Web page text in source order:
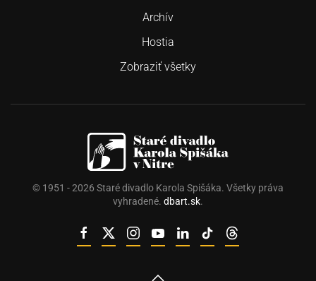
Archív
Hostia
Zobraziť všetky
© 1951 -2026 Staré divadlo Karola Spišáka. Všetky práva
vyhradené. dbart.sk.